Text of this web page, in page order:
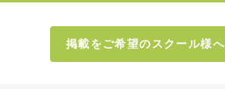
掲載をご希望のスクール様へ